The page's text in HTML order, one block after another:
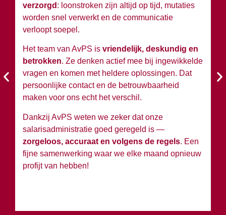
verzorgd : loonstroken zijn altijd op tijd, mutaties
worden snel verwerkt en de communicatie
verloopt soepel.
Het team van AvPS is vriendelijk, deskundig en
betrokken. Ze denken actief mee bij ingewikkelde
vragen en komen met heldere oplossingen. Dat
persoonlijke contact en de betrouwbaarheid
maken voor ons echt het verschil.
Dankzij AvPS weten we zeker dat onze
salarisadministratie goed geregeld is —
zorgeloos, accuraat en volgens de regels. Een
fijne samenwerking waar we elke maand opnieuw
profijt van hebben!